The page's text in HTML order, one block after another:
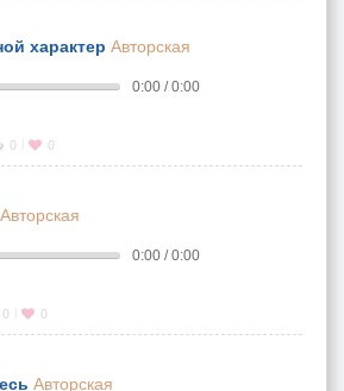
характер Авторская
0:00 / 0:00
0 0
Авторская
0:00 / 0:00
0 0
Авторская